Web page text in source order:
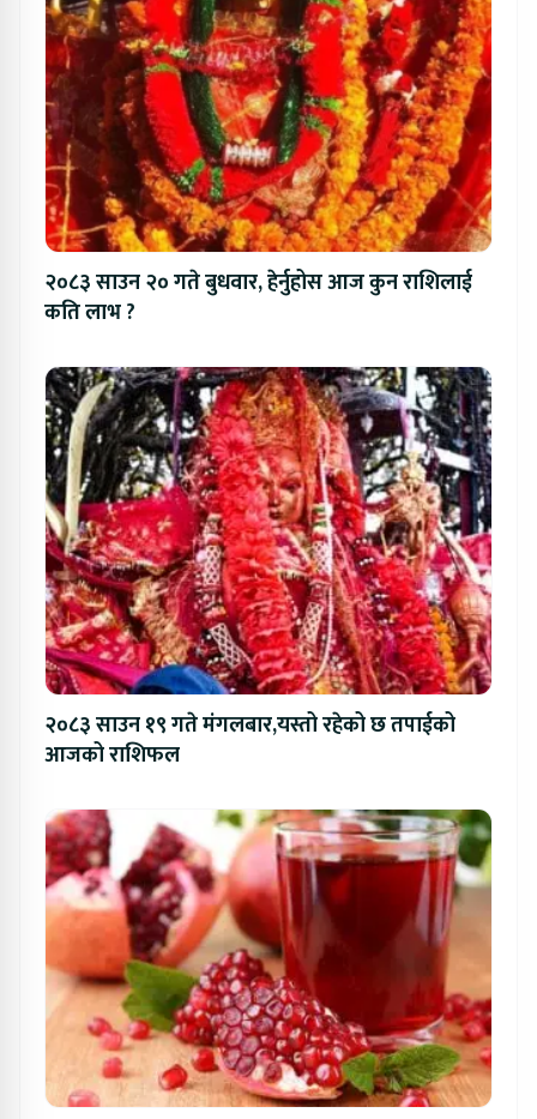
२०८३ साउन २० गते बुधवार, हेर्नुहोस आज कुन राशिलाई
कति लाभ ?
२०८३ साउन १९ गते मंगलबार,यस्तो रहेको छ तपाईको
आजको राशिफल